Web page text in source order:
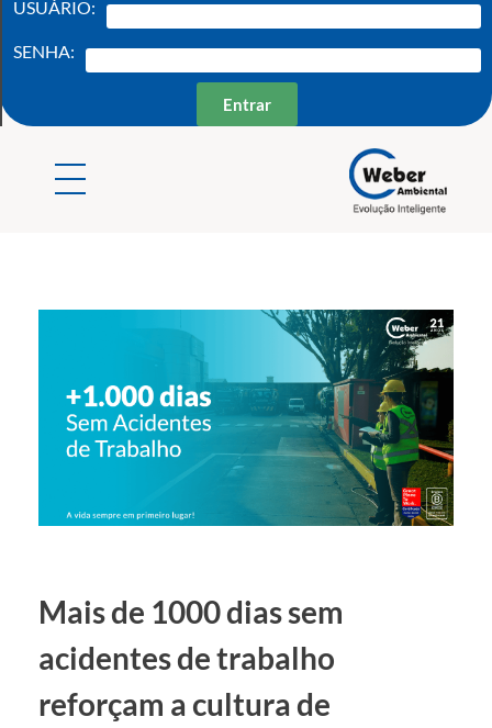
USUÁRIO:
SENHA:
Entrar
Mais de 1000 dias sem
acidentes de trabalho
reforçam a cultura de